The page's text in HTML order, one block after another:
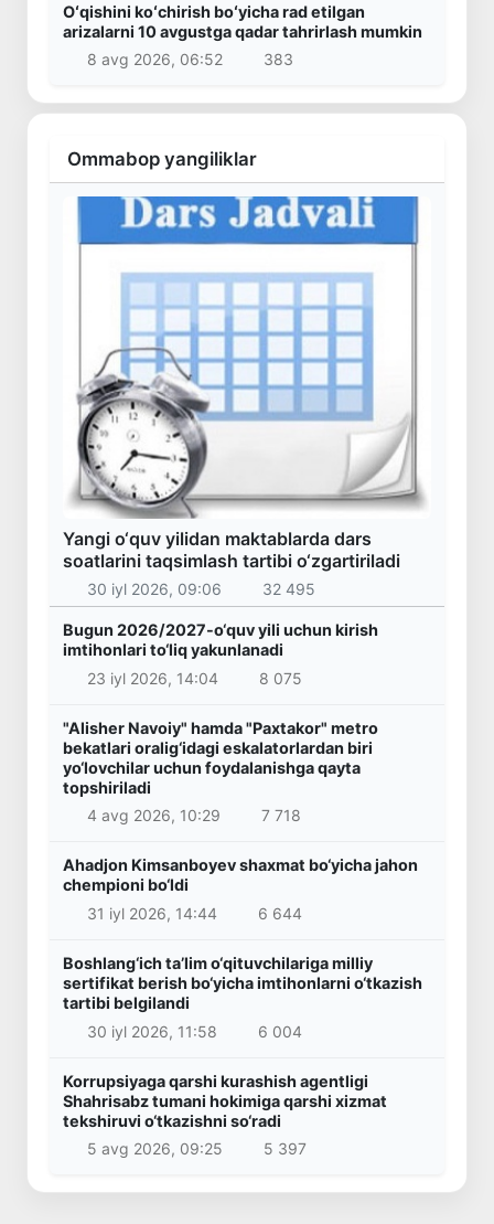
Oʻqishini koʻchirish boʻyicha rad etilgan
arizalarni 10 avgustga qadar tahrirlash mumkin
8 avg 2026, 06:52
383
Ommabop yangiliklar
Yangi o‘quv yilidan maktablarda dars
soatlarini taqsimlash tartibi o‘zgartiriladi
30 iyl 2026, 09:06 32 495
Bugun 2026/2027-o‘quv yili uchun kirish
imtihonlari to‘liq yakunlanadi
23 iyl 2026, 14:04
8 075
"Alisher Navoiy" hamda "Paxtakor" metro
bekatlari oralig‘idagi eskalatorlardan biri
yo‘lovchilar uchun foydalanishga qayta
topshiriladi
4 avg 2026, 10:29
7 718
Ahadjon Kimsanboyev shaxmat bo‘yicha jahon
chempioni bo‘ldi
31 iyl 2026, 14:44
6 644
Boshlang‘ich ta’lim o‘qituvchilariga milliy
sertifikat berish bo‘yicha imtihonlarni o‘tkazish
tartibi belgilandi
30 iyl 2026, 11:58
6 004
Korrupsiyaga qarshi kurashish agentligi
Shahrisabz tumani hokimiga qarshi xizmat
tekshiruvi o‘tkazishni so‘radi
5 avg 2026, 09:25
5 397